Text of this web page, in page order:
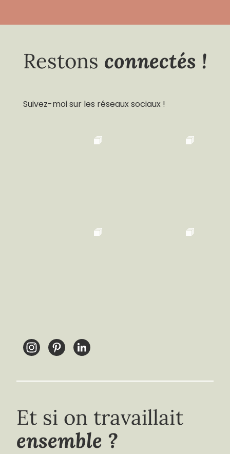
Restons connectés !
Suivez-moi sur les réseaux sociaux !
Et si on travaillait
ensemble ?